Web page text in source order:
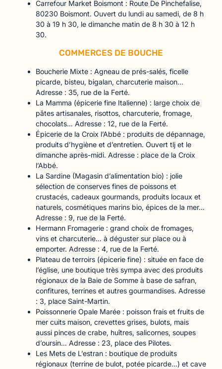
Carrefour Market Boismont : Route De Pinchefalise,
80230 Boismont. Ouvert du lundi au samedi, de 8 h
30 à 19 h 30, le dimanche matin de 8 h 30 à 12 h
30.
COMMERCES DE BOUCHE
Boucherie Mixte : Agneau de prés-salés, ficelle
picarde, bisteu, bigalan, charcuterie maison…
Adresse : 35, rue de la Ferté.
La Mamma (épicerie fine Italienne) : large choix de
pâtes artisanales, risottos, charcuterie, fromage,
chocolats… Adresse : 12, rue de la Ferté.
Épicerie de la Croix l’Abbé : produits de dépannage,
produits d’hygiène et d’entretien. Ouvert tlj et le
dimanche après-midi. Adresse : place de la Croix
l’Abbé.
La Sardine (Magasin d’alimentation bio) : jolie
sélection de conserves fines de poissons et
crustacés, cadeaux gourmands, produits locaux et
naturels, cosmétiques marins bio, épices de la mer…
Adresse : 9, rue de la Ferté.
Hermann Fromagerie : grand choix de fromages,
vins et charcuterie… à déguster sur place ou à
emporter. Adresse : 4, rue de la Ferté.
Plateau de terroirs (épicerie fine) : située en face de
l’église, une boutique très sympa avec des produits
régionaux de la Baie de Somme à base de safran,
confitures, terrines et autres gourmandises. Adresse
: 3, place Saint-Martin.
Poissonnerie Opale Marée : poisson frais et fruits de
mer cuits maison, crevettes grises, bulots, mais
aussi pinces de crabe, huîtres, salicornes, soupes
d’oursin… Adresse : 23, place des Pilotes.
Les Mets de L’estran : boutique de produits
régionaux (terrine de bulot, potée picarde…) et cave